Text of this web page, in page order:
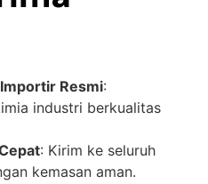
Resmi:
industri berkualitas
: Kirim ke seluruh
kemasan aman.